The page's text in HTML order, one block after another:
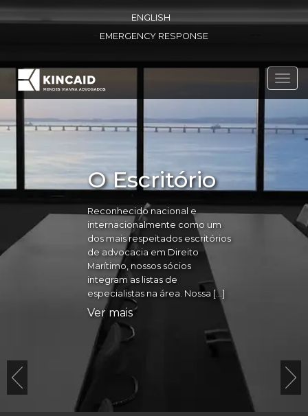
ENGLISH
EMERGENCY RESPONSE
O Escritório
Reconhecido nacional e
internacionalmente como um
dos mais respeitados escritórios
de advocacia em Direito
Marítimo, nossos sócios
integram as listas de
especialistas na área. Nossa […]
Ver mais